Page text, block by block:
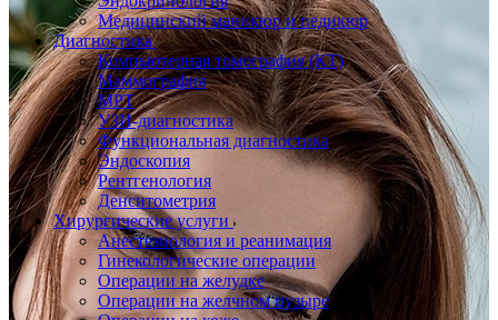
Медицинский маникюр и педикюр
Диагностика
Компьютерная томография (КТ)
Маммография
МРТ
УЗИ-диагностика
Функциональная диагностика
Эндоскопия
Рентгенология
Денситометрия
Хирургические услуги
Анестезиология и реанимация
Гинекологические операции
Операции на желудке
Операции на желчном пузыре